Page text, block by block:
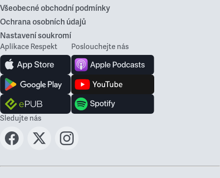
Všeobecné obchodní podmínky
Ochrana osobních údajů
Nastavení soukromí
Aplikace Respekt Poslouchejte nás
Sledujte nás